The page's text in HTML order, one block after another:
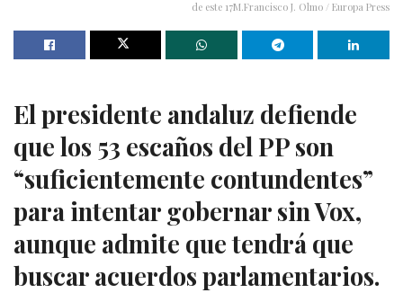
de este 17M.Francisco J. Olmo / Europa Press
El presidente andaluz defiende
que los 53 escaños del PP son
“suficientemente contundentes”
para intentar gobernar sin Vox,
aunque admite que tendrá que
buscar acuerdos parlamentarios.